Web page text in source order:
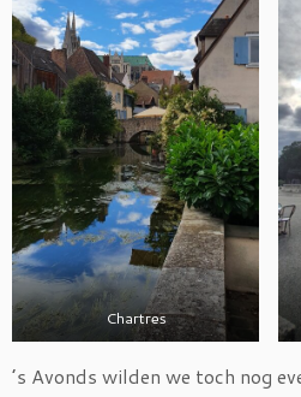
Chartres
’s Avonds wilden we toch nog